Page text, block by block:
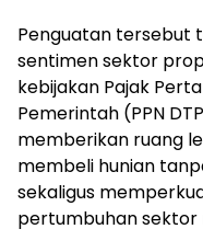
Penguatan tersebut
sentimen sektor
kebijakan Pajak
Pemerintah (PPN
memberikan ruang
membeli hunian
sekaligus
pertumbuhan sektor